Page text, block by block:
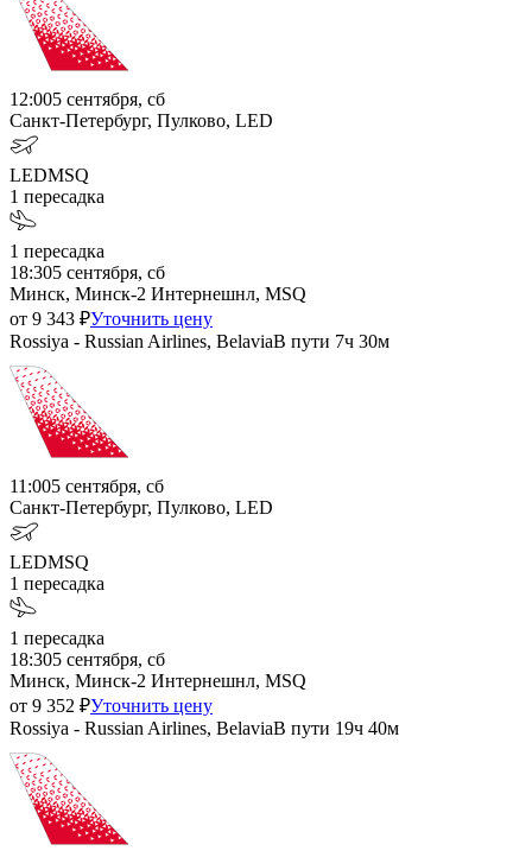
12:005 сентября, сб
Санкт-Петербург, Пулково, LED
LEDMSQ
1 пересадка
1 пересадка
18:305 сентября, сб
Минск, Минск-2 Интернешнл, MSQ
от 9 343 ₽Уточнить цену
Rossiya - Russian Airlines, BelaviaВ пути 7ч 30м
11:005 сентября, сб
Санкт-Петербург, Пулково, LED
LEDMSQ
1 пересадка
1 пересадка
18:305 сентября, сб
Минск, Минск-2 Интернешнл, MSQ
от 9 352 ₽Уточнить цену
Rossiya - Russian Airlines, BelaviaВ пути 19ч 40м